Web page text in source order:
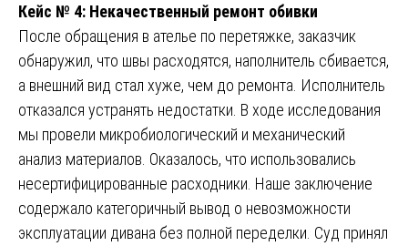
Кейс № 4: Некачественный ремонт обивки
После обращения в ателье по перетяжке, заказчик
обнаружил, что швы расходятся, наполнитель сбивается,
а внешний вид стал хуже, чем до ремонта. Исполнитель
отказался устранять недостатки. В ходе исследования
мы провели микробиологический и механический
анализ материалов. Оказалось, что использовались
несертифицированные расходники. Наше заключение
содержало категоричный вывод о невозможности
эксплуатации дивана без полной переделки. Суд принял